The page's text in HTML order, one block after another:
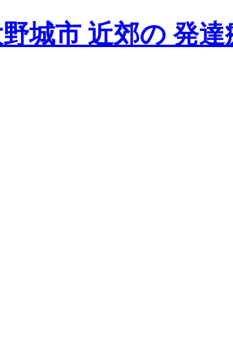
城市 近郊の 発